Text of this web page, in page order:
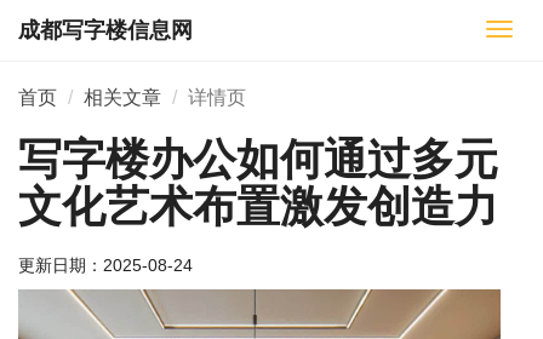
切
成都写字楼信息网
首页 相关文章 详情页
写字楼办公如何通过多元
文化艺术布置激发创造力
更新日期： 2025-08-24